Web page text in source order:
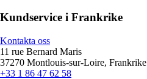
Kundservice i Frankrike
Kontakta oss
11 rue Bernard Maris
37270 Montlouis-sur-Loire, Frankrike
+33 1 86 47 62 58